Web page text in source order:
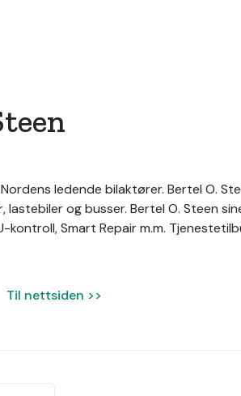
ledende bilaktører. Bertel O.
lastebiler og busser. Bertel O. Steen
kontroll, Smart Repair m.m.
Til nettsiden >>